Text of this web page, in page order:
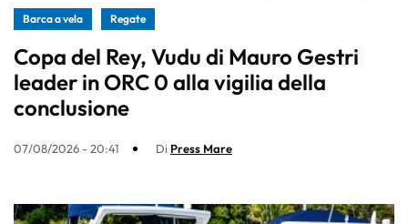
Barca a vela Regate
Copa del Rey, Vudu di Mauro Gestri
leader in ORC 0 alla vigilia della
conclusione
07/08/2026 - 20:41 Di Press Mare